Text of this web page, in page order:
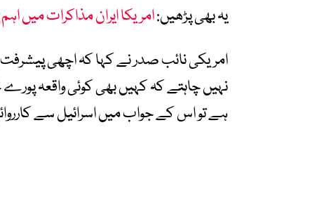
یہ بھی پڑھیں:امریکا ایران مذاکرات میں اہم پیشرفت، 60 روز میں حتمی
امریکی نائب صدر نے کہا کہ اچھی
نہیں چاہتے کہ کہیں بھی کوئی واقعہ
ہے تو اس کے جواب میں اسرائیل سے